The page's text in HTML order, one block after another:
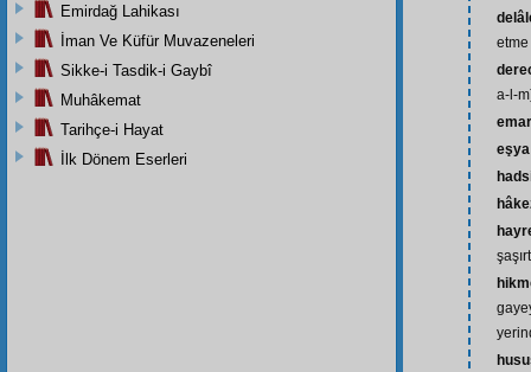
a-l-
eşya
Emirdağ Lahikası
İman Ve Küfür Muvazeneleri
Sikke-i Tasdik-i Gaybî
Muhâkemat
Tarihçe-i Hayat
İlk Dönem Eserleri